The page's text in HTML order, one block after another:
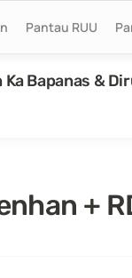
+
Ka Bapanas &
Pantau RUU